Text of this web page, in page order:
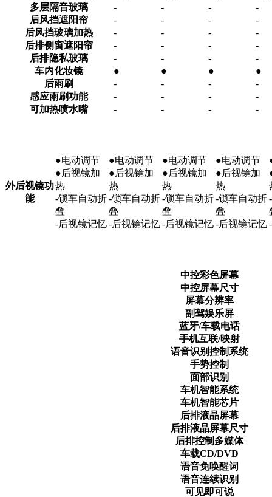
多层隔音玻璃
- - -
-
后风挡遮阳帘
- - -
-
后风挡玻璃加热
- - -
-
后排侧窗遮阳帘
- - -
-
后排隐私玻璃
- - -
-
车内化妆镜
● ● ●
●
后雨刷
- - -
-
感应雨刷功能
- - -
-
可加热喷水嘴
- - - -
外后视镜功
能
●电动调节
●后视镜加
热
-锁车自动折
叠
-后视镜记忆
●电动调节
●后视镜加
热
-锁车自动折
叠
-后视镜记忆
●电动调节
●后视镜加
热
-锁车自动折
叠
-后视镜记忆
●电动调节
●后视镜加
热
-锁车自动折
叠
-后视镜记忆
中控彩色屏幕
中控屏幕尺寸
屏幕分辨率
副驾娱乐屏
蓝牙/车载电话
手机互联/映射
语音识别控制系统
手势控制
面部识别
车机智能系统
车机智能芯片
后排液晶屏幕
后排液晶屏幕尺寸
后排控制多媒体
车载CD/DVD
语音免唤醒词
语音连续识别
可见即可说